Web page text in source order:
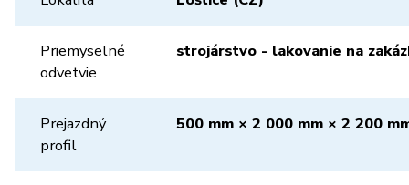
Priemyselné
odvetvie
strojárstvo - lakovanie na
Prejazdný
profil
500 mm × 2 000 mm × 2 200